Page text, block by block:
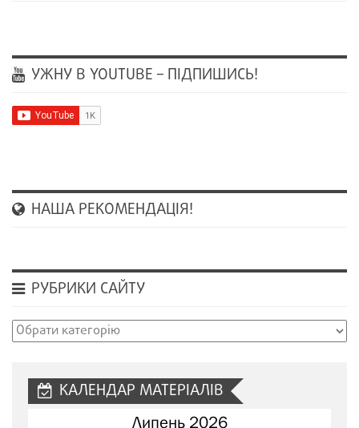
УЖНУ В YOUTUBE – ПІДПИШИСЬ!
НАША РЕКОМЕНДАЦІЯ!
РУБРИКИ САЙТУ
Рубрики
КАЛЕНДАР МАТЕРІАЛІВ
Липень 2026